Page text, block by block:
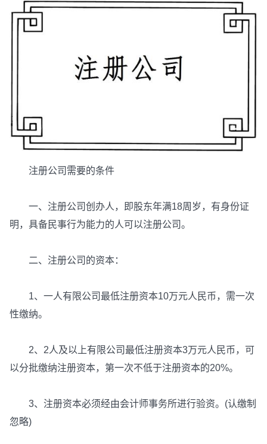
注册公司需要的条件
一、注册公司创办人，即股东年满18周岁，有身份证
明，具备民事行为能力的人可以注册公司。
二、注册公司的资本：
1、一人有限公司最低注册资本10万元人民币，需一次
性缴纳。
2、2人及以上有限公司最低注册资本3万元人民币，可
以分批缴纳注册资本，第一次不低于注册资本的20%。
3、注册资本必须经由会计师事务所进行验资。(认缴制
忽略)